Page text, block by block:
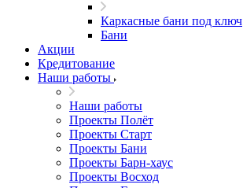
Каркасные бани под ключ
Бани
Акции
Кредитование
Наши работы
Наши работы
Проекты Полёт
Проекты Старт
Проекты Бани
Проекты Барн-хаус
Проекты Восход